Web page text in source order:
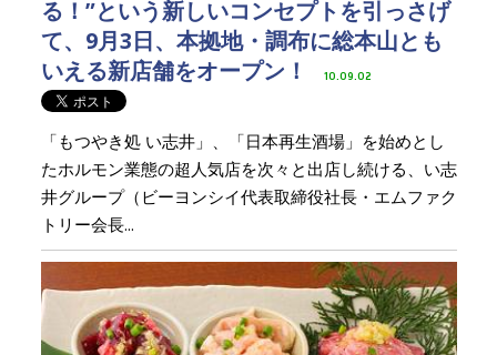
る！”という新しいコンセプトを引っさげ
て、9月3日、本拠地・調布に総本山とも
いえる新店舗をオープン！
10.09.02
「もつやき処 い志井」、「日本再生酒場」を始めとし
たホルモン業態の超人気店を次々と出店し続ける、い志
井グループ（ビーヨンシイ代表取締役社長・エムファク
トリー会長...